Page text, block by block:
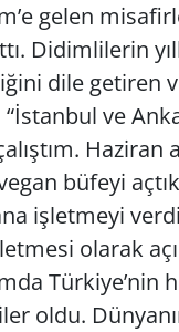
gelen
Didimlilerin
dile getiren
“İstanbul ve
Haziran
büfeyi
işletmeyi
olarak
Türkiye’nin
oldu.